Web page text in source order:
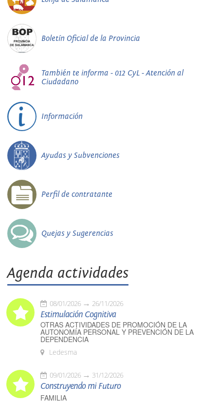
Boletín Oficial de la Provincia
También te informa - 012 CyL - Atención al
Ciudadano
Información
Ayudas y Subvenciones
Perfil de contratante
Quejas y Sugerencias
Agenda actividades
08/01/2026 26/11/2026
Estimulación Cognitiva
OTRAS ACTIVIDADES DE PROMOCIÓN DE LA
AUTONOMÍA PERSONAL Y PREVENCIÓN DE LA
DEPENDENCIA
Ledesma
09/01/2026 31/12/2026
Construyendo mi Futuro
FAMILIA